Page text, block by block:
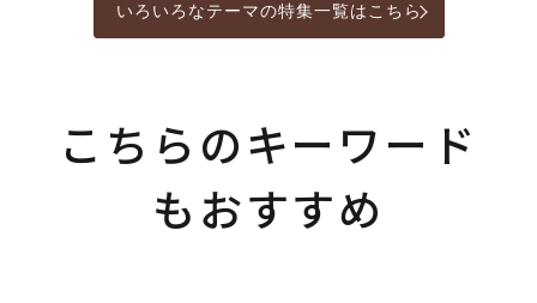
いろいろなテーマの特集一覧はこちら
こちらのキーワード
もおすすめ